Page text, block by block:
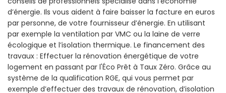
d’énergie. Ils vous aident à faire baisser la facture en euros
par personne, de votre fournisseur d’énergie. En utilisant
par exemple la ventilation par VMC ou la laine de verre
écologique et l’isolation thermique. Le financement des
travaux : Effectuer la rénovation énergétique de votre
logement en passant par l'Éco Prêt à Taux Zéro. Grâce au
système de la qualification RGE, qui vous permet par
exemple d’effectuer des travaux de rénovation, d’isolation